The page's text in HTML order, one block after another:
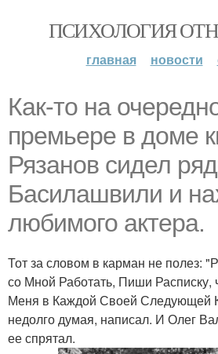
ПСИХОЛОГИЯ
главная новости
Как-то на
премьере в доме
Рязанов сидел
Басилашвили и
любимого актера.
Тот за словом в карман не полез:
со Мной Работать, Пиши Расписку,
Меня в Каждой Своей Следующей
недолго думая, написал. И Олег
ее спрятал.